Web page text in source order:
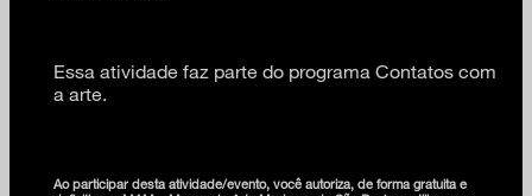
Essa atividade faz parte do programa Contatos com
a arte.
Ao participar desta atividade/evento, você autoriza, de forma gratuita e